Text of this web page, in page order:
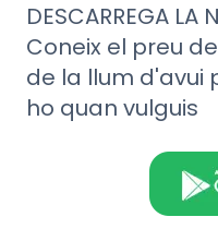
DESCARREGA LA
Coneix el preu
de la llum d'avui
ho quan vulguis